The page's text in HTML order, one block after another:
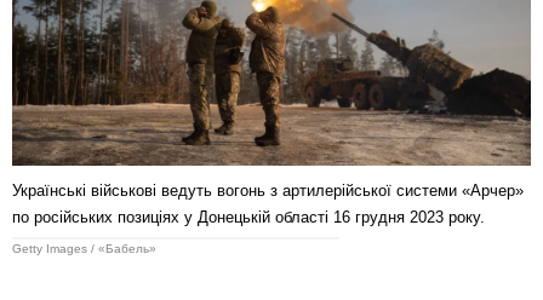
Українські військові ведуть вогонь з артилерійської системи «Арчер»
по російських позиціях у Донецькій області 16 грудня 2023 року.
Getty Images / «Бабель»